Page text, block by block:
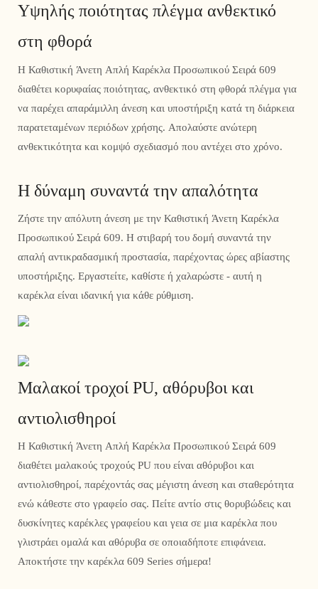
Υψηλής ποιότητας πλέγμα ανθεκτικό
στη φθορά
Η Καθιστική Άνετη Απλή Καρέκλα Προσωπικού Σειρά 609
διαθέτει κορυφαίας ποιότητας, ανθεκτικό στη φθορά πλέγμα για
να παρέχει απαράμιλλη άνεση και υποστήριξη κατά τη διάρκεια
παρατεταμένων περιόδων χρήσης. Απολαύστε ανώτερη
ανθεκτικότητα και κομψό σχεδιασμό που αντέχει στο χρόνο.
Η δύναμη συναντά την απαλότητα
Ζήστε την απόλυτη άνεση με την Καθιστική Άνετη Καρέκλα
Προσωπικού Σειρά 609. Η στιβαρή του δομή συναντά την
απαλή αντικραδασμική προστασία, παρέχοντας ώρες αβίαστης
υποστήριξης. Εργαστείτε, καθίστε ή χαλαρώστε - αυτή η
καρέκλα είναι ιδανική για κάθε ρύθμιση.
Μαλακοί τροχοί PU, αθόρυβοι και
αντιολισθηροί
Η Καθιστική Άνετη Απλή Καρέκλα Προσωπικού Σειρά 609
διαθέτει μαλακούς τροχούς PU που είναι αθόρυβοι και
αντιολισθηροί, παρέχοντάς σας μέγιστη άνεση και σταθερότητα
ενώ κάθεστε στο γραφείο σας. Πείτε αντίο στις θορυβώδεις και
δυσκίνητες καρέκλες γραφείου και γεια σε μια καρέκλα που
γλιστράει ομαλά και αθόρυβα σε οποιαδήποτε επιφάνεια.
Αποκτήστε την καρέκλα 609 Series σήμερα!